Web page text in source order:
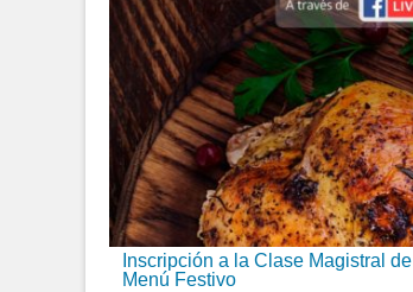
Inscripción a la Clase Magistral de
Menú Festivo